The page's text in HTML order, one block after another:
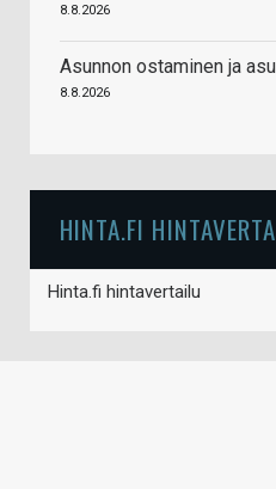
8.8.2026
Asunnon ostaminen ja
8.8.2026
HINTA.FI
Hinta.fi hintavertailu